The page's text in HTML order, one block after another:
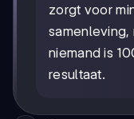
zorgt voor
samenleving,
niemand is
resultaat.